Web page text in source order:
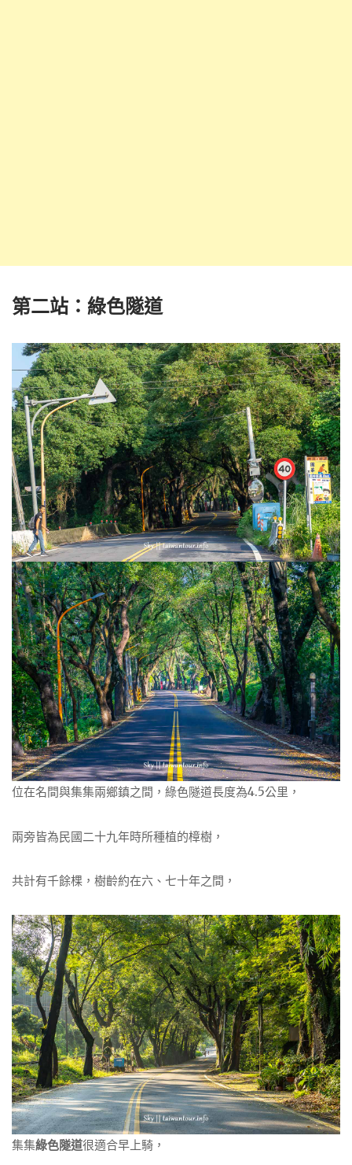
第二站：綠色隧道
位在名間與集集兩鄉鎮之間，綠色隧道長度為4.5公里，
兩旁皆為民國二十九年時所種植的樟樹，
共計有千餘棵，樹齡約在六、七十年之間，
集集綠色隧道很適合早上騎，